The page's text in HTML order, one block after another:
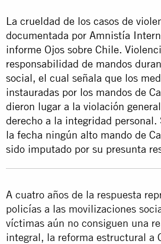
La crueldad de los casos de
documentada por Amnistía
informe Ojos sobre Chile.
responsabilidad de mandos
social, el cual señala que los
instauradas por los mandos de
dieron lugar a la violación
derecho a la integridad personal.
la fecha ningún alto mando de
sido imputado por su presunta
A cuatro años de la respuesta
policías a las movilizaciones
víctimas aún no consiguen una
integral, la reforma estructural a